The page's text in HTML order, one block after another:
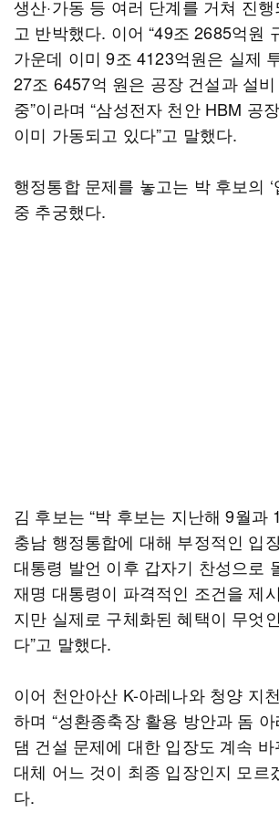
생산·가동 등 여러 단계를 거쳐 진
고 반박했다. 이어 “49조 2685억원
가운데 이미 9조 4123억원은 실제
27조 6457억 원은 공장 건설과 설
중”이라며 “삼성전자 천안 HBM 공
이미 가동되고 있다”고 말했다.
행정통합 문제를 놓고는 박 후보의 ‘
중 추궁했다.
김 후보는 “박 후보는 지난해 9월과
충남 행정통합에 대해 부정적인 입
대통령 발언 이후 갑자기 찬성으로
재명 대통령이 파격적인 조건을 제
지만 실제로 구체화된 혜택이 무엇
다”고 말했다.
이어 천안아산 K-아레나와 청양 지
하며 “성환종축장 활용 방안과 돔
댐 건설 문제에 대한 입장도 계속 바
대체 어느 것이 최종 입장인지 모르
다.